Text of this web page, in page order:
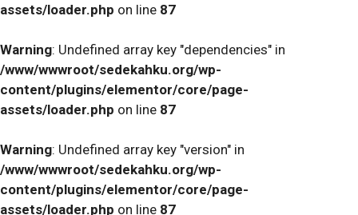
assets/loader.php on line 87
Warning: Undefined array key "dependencies" in
/www/wwwroot/sedekahku.org/wp-
content/plugins/elementor/core/page-
assets/loader.php on line 87
Warning: Undefined array key "version" in
/www/wwwroot/sedekahku.org/wp-
content/plugins/elementor/core/page-
assets/loader.php on line 87